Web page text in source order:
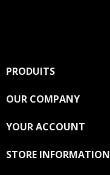
PRODUITS
OUR COMPANY
YOUR ACCOUNT
STORE INFORMATION